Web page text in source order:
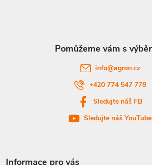
Informace pro vás
info@agron.cz
+420 774 547 778
Sledujte náš FB
Sledujte náš YouTube